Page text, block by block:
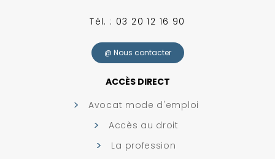
Tél. : 03 20 12 16 90
@ Nous contacter
ACCÈS DIRECT
Avocat mode d'emploi
Accès au droit
La profession